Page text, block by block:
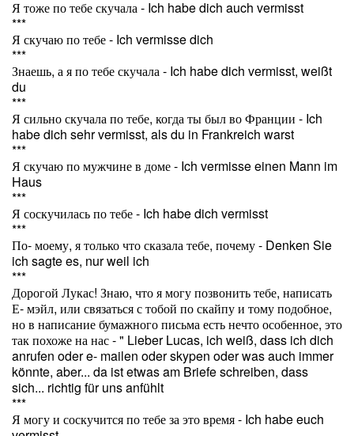
Я тоже по тебе скучала - Ich habe dich auch vermisst
***
Я скучаю по тебе - Ich vermisse dich
***
Знаешь, а я по тебе скучала - Ich habe dich vermisst, weißt
du
***
Я сильно скучала по тебе, когда ты был во Франции - Ich
habe dich sehr vermisst, als du in Frankreich warst
***
Я скучаю по мужчине в доме - Ich vermisse einen Mann im
Haus
***
Я соскучилась по тебе - Ich habe dich vermisst
***
По- моему, я только что сказала тебе, почему - Denken Sie
ich sagte es, nur weil ich
***
Дорогой Лукас! Знаю, что я могу позвонить тебе, написать
Е- мэйл, или связаться с тобой по скайпу и тому подобное,
но в написание бумажного письма есть нечто особенное, это
так похоже на нас - " Lieber Lucas, ich weiß, dass ich dich
anrufen oder e- mailen oder skypen oder was auch immer
könnte, aber... da ist etwas am Briefe schreiben, dass
sich... richtig für uns anfühlt
***
Я могу и соскучится по тебе за это время - Ich habe euch